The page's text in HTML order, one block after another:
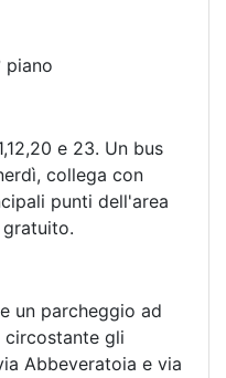
piano
e 23. Un bus
collega con
punti dell'area
un parcheggio ad
circostante gli
Abbeveratoia e via